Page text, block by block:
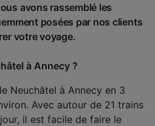
avons rassemblé les
posées par nos clients
votre voyage.
à Annecy ?
Neuchâtel à Annecy en 3
Avec autour de 21 trains
il est facile de faire le